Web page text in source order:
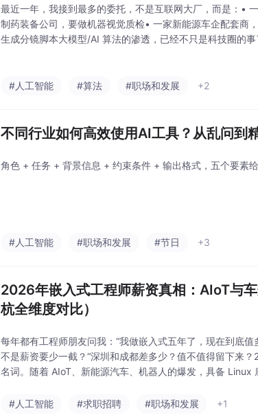
最近一年，我接到最多的委托，不是互联网大厂，而是：•
制药装备公司，要做机器视觉质检• 一家新能源车企配套商
生成分镜脚本大模型/AI 算法的渗透，已经不只是科技圈的
#人工智能 #算法 #职场和发展 +2
不同行业如何高效使用AI工具？从乱问到
角色 + 任务 + 背景信息 + 约束条件 + 输出格式，五个要素
#人工智能 #职场和发展 #节日 +3
2026年嵌入式工程师薪资真相：AIoT与
杭全维度对比）
每年都有工程师朋友问我：“我做嵌入式五年了，现在到底
不是薪资要少一截？“深圳和成都差多少？值不值得留下来
名词。随着 AIoT、新能源汽车、机器人的爆发，具备 Linux
#人工智能
#求职招聘 #职场和发展 +1